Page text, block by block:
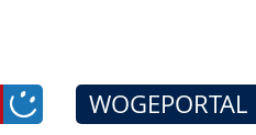
WOGEPORTAL